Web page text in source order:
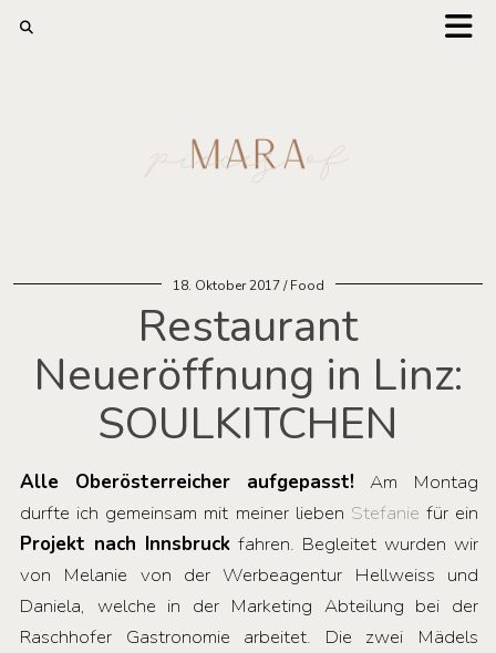
18. Oktober 2017 Food
Restaurant
Neueröffnung in Linz:
SOULKITCHEN
Alle Oberösterreicher aufgepasst! Am Montag
durfte ich gemeinsam mit meiner lieben Stefanie für ein
Projekt nach Innsbruck fahren. Begleitet wurden wir
von Melanie von der Werbeagentur Hellweiss und
Daniela, welche in der Marketing Abteilung bei der
Raschhofer Gastronomie arbeitet. Die zwei Mädels